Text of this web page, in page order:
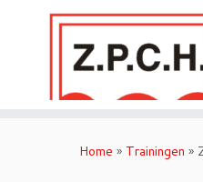
Home » Trainingen »